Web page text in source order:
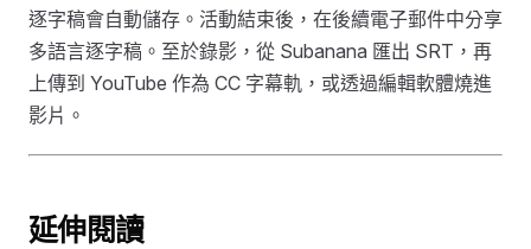
逐字稿會自動儲存。活動結束後，在後續電子郵件中分享
多語言逐字稿。至於錄影，從 Subanana 匯出 SRT，再
上傳到 YouTube 作為 CC 字幕軌，或透過編輯軟體燒進
影片。
延伸閱讀